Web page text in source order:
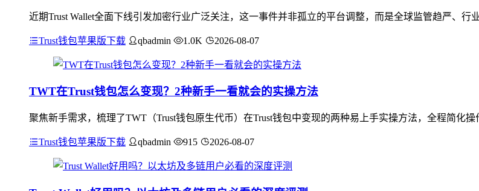
近期Trust Wallet全面下线引发加密行业广泛关注，这一事件并非孤立的平台调整，而是全球监管趋严、
Trust钱包苹果版下载 qbadmin 1.0K 2026-08-07
TWT在Trust钱包怎么变现？2种新手一看就会的实操方法
聚焦新手需求，梳理了TWT（Trust钱包原生代币）在Trust钱包中变现的两种易上手实操方法，全程简化
Trust钱包苹果版下载 qbadmin 915 2026-08-07